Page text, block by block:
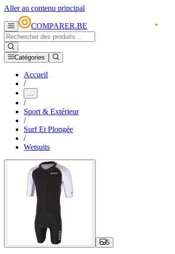
Aller au contenu principal
COMPARER.BE
Catégories
Accueil
/
...
/
Sport & Extérieur
/
Surf Et Plongée
/
Wetsuits
5